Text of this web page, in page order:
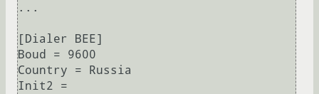
...
[Dialer BEE]
Boud = 9600
Country = Russia
Init2 =